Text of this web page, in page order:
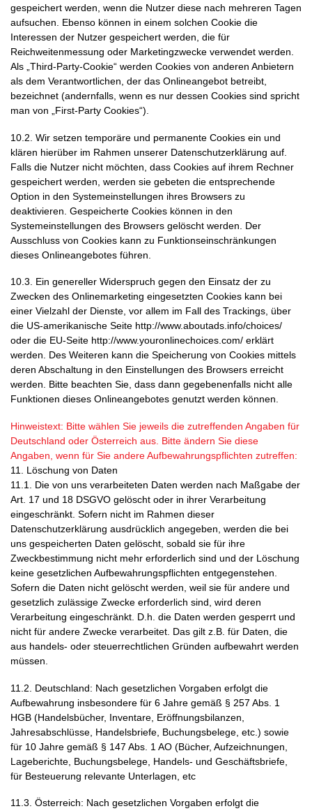
gespeichert werden, wenn die Nutzer diese nach mehreren Tagen
aufsuchen. Ebenso können in einem solchen Cookie die
Interessen der Nutzer gespeichert werden, die für
Reichweitenmessung oder Marketingzwecke verwendet werden.
Als „Third-Party-Cookie“ werden Cookies von anderen Anbietern
als dem Verantwortlichen, der das Onlineangebot betreibt,
bezeichnet (andernfalls, wenn es nur dessen Cookies sind spricht
man von „First-Party Cookies“).
10.2. Wir setzen temporäre und permanente Cookies ein und
klären hierüber im Rahmen unserer Datenschutzerklärung auf.
Falls die Nutzer nicht möchten, dass Cookies auf ihrem Rechner
gespeichert werden, werden sie gebeten die entsprechende
Option in den Systemeinstellungen ihres Browsers zu
deaktivieren. Gespeicherte Cookies können in den
Systemeinstellungen des Browsers gelöscht werden. Der
Ausschluss von Cookies kann zu Funktionseinschränkungen
dieses Onlineangebotes führen.
10.3. Ein genereller Widerspruch gegen den Einsatz der zu
Zwecken des Onlinemarketing eingesetzten Cookies kann bei
einer Vielzahl der Dienste, vor allem im Fall des Trackings, über
die US-amerikanische Seite http://www.aboutads.info/choices/
oder die EU-Seite http://www.youronlinechoices.com/ erklärt
werden. Des Weiteren kann die Speicherung von Cookies mittels
deren Abschaltung in den Einstellungen des Browsers erreicht
werden. Bitte beachten Sie, dass dann gegebenenfalls nicht alle
Funktionen dieses Onlineangebotes genutzt werden können.
Hinweistext: Bitte wählen Sie jeweils die zutreffenden Angaben für
Deutschland oder Österreich aus. Bitte ändern Sie diese
Angaben, wenn für Sie andere Aufbewahrungspflichten zutreffen:
11. Löschung von Daten
11.1. Die von uns verarbeiteten Daten werden nach Maßgabe der
Art. 17 und 18 DSGVO gelöscht oder in ihrer Verarbeitung
eingeschränkt. Sofern nicht im Rahmen dieser
Datenschutzerklärung ausdrücklich angegeben, werden die bei
uns gespeicherten Daten gelöscht, sobald sie für ihre
Zweckbestimmung nicht mehr erforderlich sind und der Löschung
keine gesetzlichen Aufbewahrungspflichten entgegenstehen.
Sofern die Daten nicht gelöscht werden, weil sie für andere und
gesetzlich zulässige Zwecke erforderlich sind, wird deren
Verarbeitung eingeschränkt. D.h. die Daten werden gesperrt und
nicht für andere Zwecke verarbeitet. Das gilt z.B. für Daten, die
aus handels- oder steuerrechtlichen Gründen aufbewahrt werden
müssen.
11.2. Deutschland: Nach gesetzlichen Vorgaben erfolgt die
Aufbewahrung insbesondere für 6 Jahre gemäß § 257 Abs. 1
HGB (Handelsbücher, Inventare, Eröffnungsbilanzen,
Jahresabschlüsse, Handelsbriefe, Buchungsbelege, etc.) sowie
für 10 Jahre gemäß § 147 Abs. 1 AO (Bücher, Aufzeichnungen,
Lageberichte, Buchungsbelege, Handels- und Geschäftsbriefe,
für Besteuerung relevante Unterlagen, etc
11.3. Österreich: Nach gesetzlichen Vorgaben erfolgt die